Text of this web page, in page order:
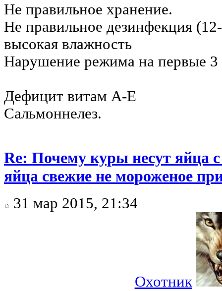
Не правильное хранение.
Не правильное дезинфекция
высокая влажность
Нарушение режима на первые 3
Дефицит витам А-Е
Сальмоннелез.
Re: Почему куры несут яйца
яйца свежие не мороженое
31 мар 2015, 21:34
Охотник